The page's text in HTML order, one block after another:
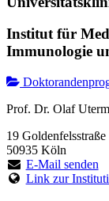
Institut für
Immunologie
Prof. Dr. Olaf
19 Goldenfelsstraße
50935 Köln
E-Mail senden
Link zur